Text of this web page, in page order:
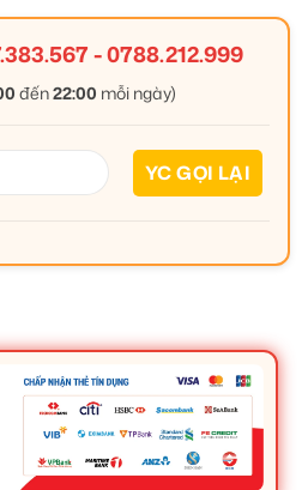
-0788.212.999
đến22:00 mỗi ngày)